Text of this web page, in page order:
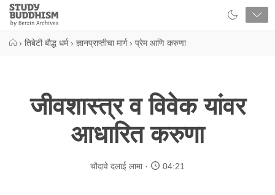
Close
Study
Buddhism
Home
› तिबेटी बौद्ध धर्म › ज्ञानप्राप्तीचा मार्ग › प्रेम आणि करुणा
जीवशास्त्र व विवेक यांवर
आधारित करुणा
चौदावे दलाई लामा 04:21